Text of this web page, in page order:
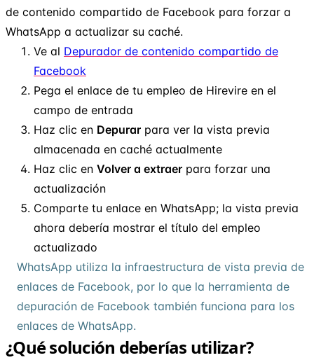
de contenido compartido de Facebook para forzar a
WhatsApp a actualizar su caché.
Ve al Depurador de contenido compartido de
Facebook
Pega el enlace de tu empleo de Hirevire en el
campo de entrada
Haz clic en Depurar para ver la vista previa
almacenada en caché actualmente
Haz clic en Volver a extraer para forzar una
actualización
Comparte tu enlace en WhatsApp; la vista previa
ahora debería mostrar el título del empleo
actualizado
WhatsApp utiliza la infraestructura de vista previa de
enlaces de Facebook, por lo que la herramienta de
depuración de Facebook también funciona para los
enlaces de WhatsApp.
¿Qué solución deberías utilizar?